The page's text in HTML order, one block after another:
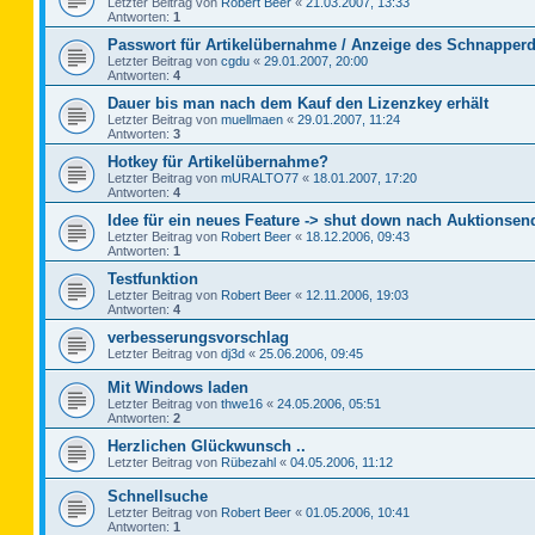
Antworten: 1
Passwort für Artikelübernahme / Anzeige des
Letzter Beitrag von cgdu « 29.01.2007, 20:00
Antworten: 4
Dauer bis man nach dem Kauf den Lizenzkey erhält
Letzter Beitrag von muellmaen « 29.01.2007, 11:24
Antworten: 3
Hotkey für Artikelübernahme?
Letzter Beitrag von mURALTO77 « 18.01.2007, 17:20
Antworten: 4
Idee für ein neues Feature -> shut down nach
Letzter Beitrag von Robert Beer « 18.12.2006, 09:43
Antworten: 1
Testfunktion
Letzter Beitrag von Robert Beer « 12.11.2006, 19:03
Antworten: 4
verbesserungsvorschlag
Letzter Beitrag von dj3d « 25.06.2006, 09:45
Mit Windows laden
Letzter Beitrag von thwe16 « 24.05.2006, 05:51
Antworten: 2
Herzlichen Glückwunsch ..
Letzter Beitrag von Rübezahl « 04.05.2006, 11:12
Schnellsuche
Letzter Beitrag von Robert Beer « 01.05.2006, 10:41
Antworten: 1